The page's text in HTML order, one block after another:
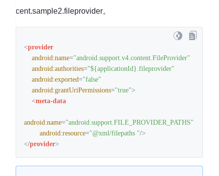
cent.sample2.fileprovider。
<provider
android:name="android.support.v4.content.FileProvider"
android:authorities="${applicationId}.fileprovider"
android:exported="false"
android:grantUriPermissions="true">
<meta-data
android:name="android.support.FILE_PROVIDER_PATHS"
android:resource="@xml/filepaths "/>
</provider>